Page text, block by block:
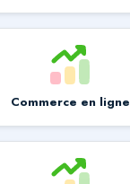
Commerce en ligne